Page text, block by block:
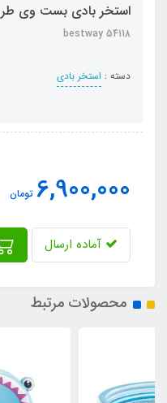
استخر بادی بست وی
bestway 54118
دسته : استخر بادی
6,900,000 تومان
آماده ارسال
محصولات مرتبط